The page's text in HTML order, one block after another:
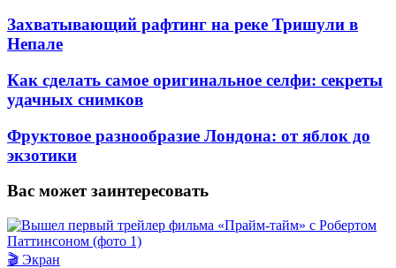
Захватывающий рафтинг на реке Тришули в
Непале
Как сделать самое оригинальное селфи: секреты
удачных снимков
Фруктовое разнообразие Лондона: от яблок до
экзотики
Вас может заинтересовать
🎬 Экран